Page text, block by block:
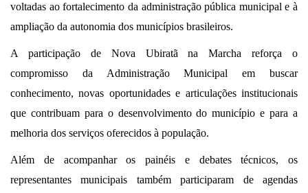
voltadas ao fortalecimento da administração pública municipal e à
ampliação da autonomia dos municípios brasileiros.
A participação de Nova Ubiratã na Marcha reforça o
compromisso da Administração Municipal em buscar
conhecimento, novas oportunidades e articulações institucionais
que contribuam para o desenvolvimento do município e para a
melhoria dos serviços oferecidos à população.
Além de acompanhar os painéis e debates técnicos, os
representantes municipais também participaram de agendas